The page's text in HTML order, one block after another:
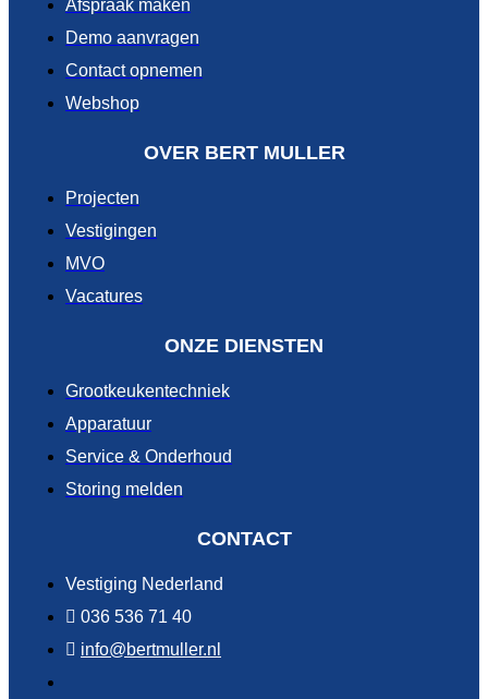
Afspraak maken
Demo aanvragen
Contact opnemen
Webshop
OVER BERT MULLER
Projecten
Vestigingen
MVO
Vacatures
ONZE DIENSTEN
Grootkeukentechniek
Apparatuur
Service & Onderhoud
Storing melden
CONTACT
Vestiging Nederland
036 536 71 40
info@bertmuller.nl